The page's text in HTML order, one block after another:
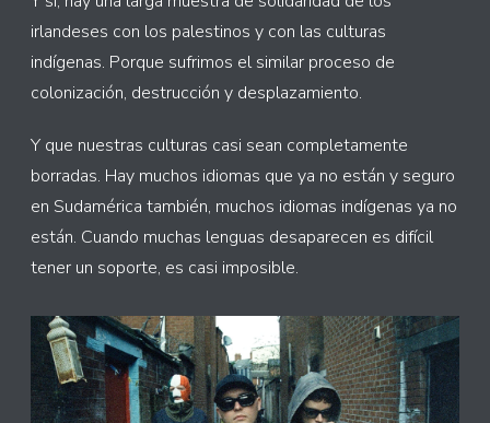
irlandeses con los palestinos y con las culturas
indígenas. Porque sufrimos el similar proceso de
colonización, destrucción y desplazamiento.
Y que nuestras culturas casi sean completamente
borradas. Hay muchos idiomas que ya no están y seguro
en Sudamérica también, muchos idiomas indígenas ya no
están. Cuando muchas lenguas desaparecen es difícil
tener un soporte, es casi imposible.